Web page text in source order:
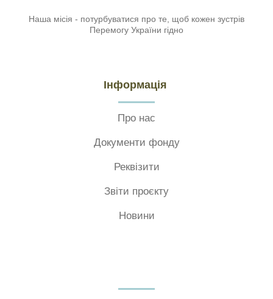
Наша місія - потурбуватися про те, щоб кожен зустрів
Перемогу України гідно
Інформація
Про нас
Документи фонду
Реквізити
Звіти проєкту
Новини